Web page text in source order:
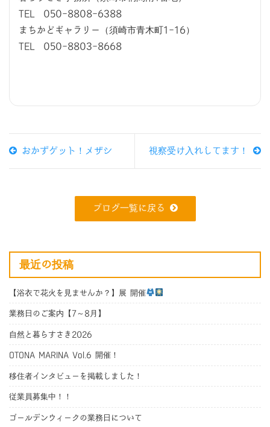
TEL 050-8808-6388
まちかどギャラリー（須崎市青木町1-16）
TEL 050-8803-8668
おかずゲット！メザシ 視察受け入れしてます！
ブログ一覧に戻る
最近の投稿
【浴衣で花火を見ませんか？】展 開催
業務日のご案内【7～8月】
自然と暮らすさき2026
OTONA MARINA Vol.6 開催！
移住者インタビューを掲載しました！
従業員募集中！！
ゴールデンウィークの業務日について